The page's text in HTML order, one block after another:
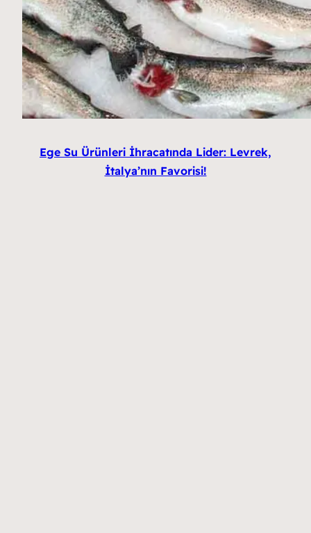
Ege Su Ürünleri İhracatında Lider: Levrek,
İtalya’nın Favorisi!